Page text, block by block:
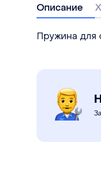
Описание
Пружина для